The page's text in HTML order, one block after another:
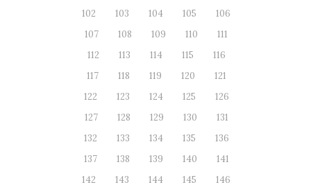
102
103 104 105
106
107
108 109 110
111
112
113 114 115
116
117
118 119 120
121
122
123 124 125
126
127
128 129 130
131
132
133 134 135
136
137
138 139 140
141
142
143 144 145
146